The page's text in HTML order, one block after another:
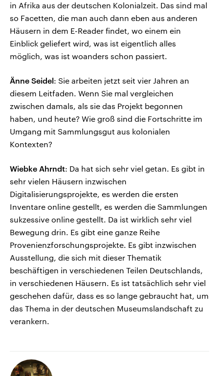
in Afrika aus der deutschen Kolonialzeit. Das sind mal
so Facetten, die man auch dann eben aus anderen
Häusern in dem E-Reader findet, wo einem ein
Einblick geliefert wird, was ist eigentlich alles
möglich, was ist woanders schon passiert.
Änne Seidel: Sie arbeiten jetzt seit vier Jahren an
diesem Leitfaden. Wenn Sie mal vergleichen
zwischen damals, als sie das Projekt begonnen
haben, und heute? Wie groß sind die Fortschritte im
Umgang mit Sammlungsgut aus kolonialen
Kontexten?
Wiebke Ahrndt: Da hat sich sehr viel getan. Es gibt in
sehr vielen Häusern inzwischen
Digitalisierungsprojekte, es werden die ersten
Inventare online gestellt, es werden die Sammlungen
sukzessive online gestellt. Da ist wirklich sehr viel
Bewegung drin. Es gibt eine ganze Reihe
Provenienzforschungsprojekte. Es gibt inzwischen
Ausstellung, die sich mit dieser Thematik
beschäftigen in verschiedenen Teilen Deutschlands,
in verschiedenen Häusern. Es ist tatsächlich sehr viel
geschehen dafür, dass es so lange gebraucht hat, um
das Thema in der deutschen Museumslandschaft zu
verankern.